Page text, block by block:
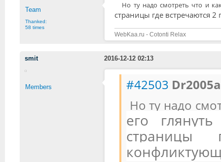
Team
Thanked:
58 times
Но ту надо смотреть что и
страницы где встречаются
WebKaa.ru - Cotonti Relax
smit 2016-12-12 02:13
Members #42503
Но ту надо
его
страницы